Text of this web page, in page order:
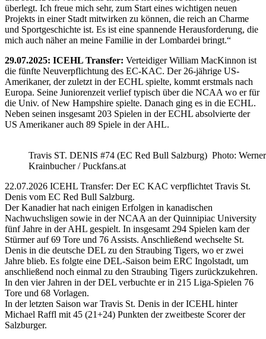
überlegt. Ich freue mich sehr, zum Start eines wichtigen neuen
Projekts in einer Stadt mitwirken zu können, die reich an Charme
und Sportgeschichte ist. Es ist eine spannende Herausforderung, die
mich auch näher an meine Familie in der Lombardei bringt.“
29.07.2025: ICEHL Transfer: Verteidiger William MacKinnon ist
die fünfte Neuverpflichtung des EC-KAC. Der 26-jährige US-
Amerikaner, der zuletzt in der ECHL spielte, kommt erstmals nach
Europa. Seine Juniorenzeit verlief typisch über die NCAA wo er für
die Univ. of New Hampshire spielte. Danach ging es in die ECHL.
Neben seinen insgesamt 203 Spielen in der ECHL absolvierte der
US Amerikaner auch 89 Spiele in der AHL.
Travis ST. DENIS #74 (EC Red Bull Salzburg) Photo: Werner
Krainbucher / Puckfans.at
22.07.2026 ICEHL Transfer: Der EC KAC verpflichtet Travis St.
Denis vom EC Red Bull Salzburg.
Der Kanadier hat nach einigen Erfolgen in kanadischen
Nachwuchsligen sowie in der NCAA an der Quinnipiac University
fünf Jahre in der AHL gespielt. In insgesamt 294 Spielen kam der
Stürmer auf 69 Tore und 76 Assists. Anschließend wechselte St.
Denis in die deutsche DEL zu den Straubing Tigers, wo er zwei
Jahre blieb. Es folgte eine DEL-Saison beim ERC Ingolstadt, um
anschließend noch einmal zu den Straubing Tigers zurückzukehren.
In den vier Jahren in der DEL verbuchte er in 215 Liga-Spielen 76
Tore und 68 Vorlagen.
In der letzten Saison war Travis St. Denis in der ICEHL hinter
Michael Raffl mit 45 (21+24) Punkten der zweitbeste Scorer der
Salzburger.